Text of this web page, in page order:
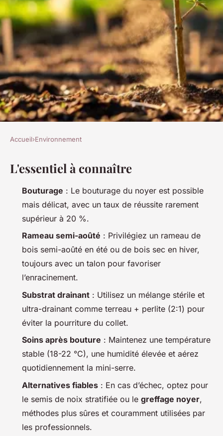
9 astuces pour assurer le
succès de la bouture de noyer
Joséphine•26/03/2026 16:47•9 min de lecture
Accueil›Environnement
L'essentiel à connaître
Bouturage : Le bouturage du noyer est possible
mais délicat, avec un taux de réussite rarement
supérieur à 20 %.
Rameau semi-aoûté : Privilégiez un rameau de
bois semi-aoûté en été ou de bois sec en hiver,
toujours avec un talon pour favoriser
l’enracinement.
Substrat drainant : Utilisez un mélange stérile et
ultra-drainant comme terreau + perlite (2:1) pour
éviter la pourriture du collet.
Soins après bouture : Maintenez une température
stable (18-22 °C), une humidité élevée et aérez
quotidiennement la mini-serre.
Alternatives fiables : En cas d’échec, optez pour
le semis de noix stratifiée ou le greffage noyer,
méthodes plus sûres et couramment utilisées par
les professionnels.